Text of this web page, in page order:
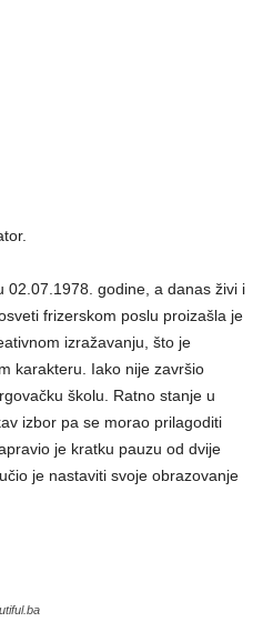
02.07.1978. godine, a danas živi i
frizerskom poslu proizašla je
izražavanju, što je
karakteru. Iako nije završio
školu. Ratno stanje u
izbor pa se morao prilagoditi
je kratku pauzu od dvije
je nastaviti svoje obrazovanje